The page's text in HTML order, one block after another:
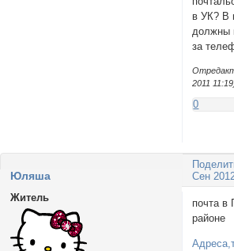
в УК? В
должны
за
2011
0
Сен
Юляша
Житель
почта в
районе